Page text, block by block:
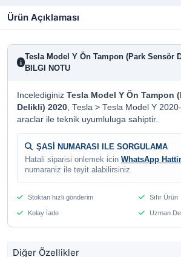
Ürün Açıklaması
i
Tesla Model Y Ön Tampon (Park Sensör
BILGI NOTU
Incelediginiz Tesla Model Y Ön Tampon
Delikli) 2020, Tesla > Tesla Model Y
araclar ile teknik uyumluluga sahiptir.
ŞASİ NUMARASI ILE SORGULAMA
Hatali siparisi onlemek icin WhatsApp
numaraniz ile teyit alabilirsiniz.
Stoktan hızlı gönderim Sıfır Ürün
Kolay İade Uzman
Diğer Özellikler